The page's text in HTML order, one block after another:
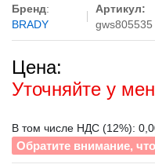
Бренд:
BRADY
Артикул:
gws805535
Цена:
Уточняйте у
В том числе НДС (12%):
Обратите внимание,